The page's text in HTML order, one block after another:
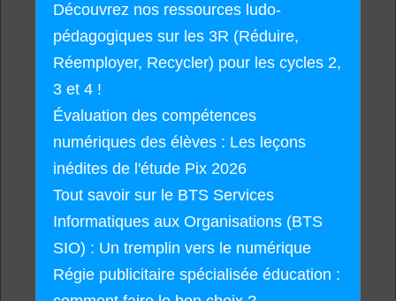
Découvrez nos ressources ludo-
pédagogiques sur les 3R (Réduire,
Réemployer, Recycler) pour les cycles 2,
3 et 4 !
Évaluation des compétences
numériques des élèves : Les leçons
inédites de l'étude Pix 2026
Tout savoir sur le BTS Services
Informatiques aux Organisations (BTS
SIO) : Un tremplin vers le numérique
Régie publicitaire spécialisée éducation :